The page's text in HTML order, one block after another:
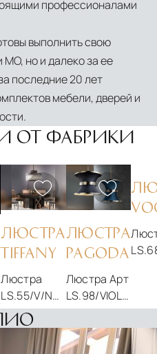
профессионалами
выполнить свою
МО, но и далеко за ее
последние 20 лет
мебели, дверей и
ОТ ФАБРИКИ
ЛЮСТРА
TIFFANY
Люстра
LS.55/V/NK
Tiffany от
фабрики
Lorenzon
ЛЮСТРА
PAGODA
Люстра Арт
LS.98/VIOLA
Pagoda от
Lorenzon